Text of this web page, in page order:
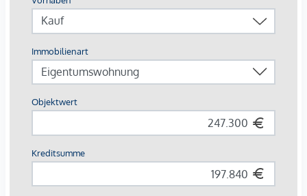
Fernwärme, für ein behagliches Raumklima sorgt.
Außenliegender, elektrischer Sonnenschutz und
Klimaanlagen in den Dachgeschoßwohnungen
gewährleisten ein angenehmes Wohnambiente, selbst an
den heißesten Tagen.
AUSSTATTUNG
Stilvolle Markenfliesen
Außenliegender, elektrischer Sonnenschutz
Fußbodenheizung mittels Fernwärme